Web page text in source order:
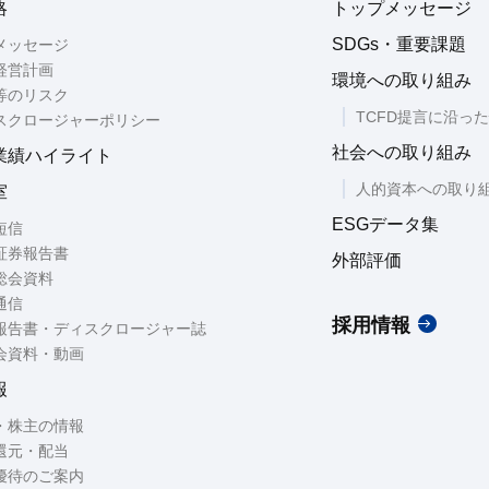
ッセージ
営計画
のリスク
クロージャーポリシー
績ハイライト
信
券報告書
会資料
信
告書・ディスクロージャー誌
資料・動画
株主の情報
元・配当
待のご案内
トップメッセージ
SDGs・重要課題
環境への取り組み
TCFD提言に沿っ
社会への取り組み
人的資本への取り
ESGデータ集
外部評価
採用情報